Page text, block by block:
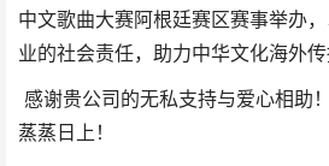
中文歌曲大赛阿根廷赛区赛事举办
业的社会责任，助力中华文化海外传
感谢贵公司的无私支持与爱心相助
蒸蒸日上！